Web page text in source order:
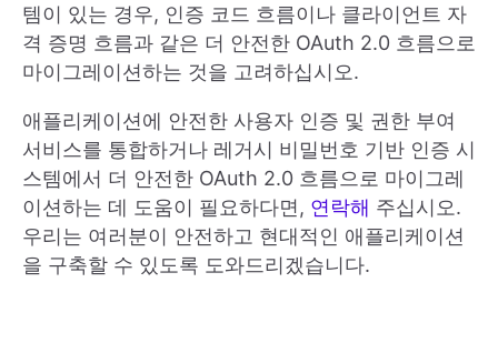
템이 있는 경우, 인증 코드 흐름이나 클라이언트 자
격 증명 흐름과 같은 더 안전한 OAuth 2.0 흐름으로
마이그레이션하는 것을 고려하십시오.
애플리케이션에 안전한 사용자 인증 및 권한 부여
서비스를 통합하거나 레거시 비밀번호 기반 인증 시
스템에서 더 안전한 OAuth 2.0 흐름으로 마이그레
이션하는 데 도움이 필요하다면, 연락해 주십시오.
우리는 여러분이 안전하고 현대적인 애플리케이션
을 구축할 수 있도록 도와드리겠습니다.